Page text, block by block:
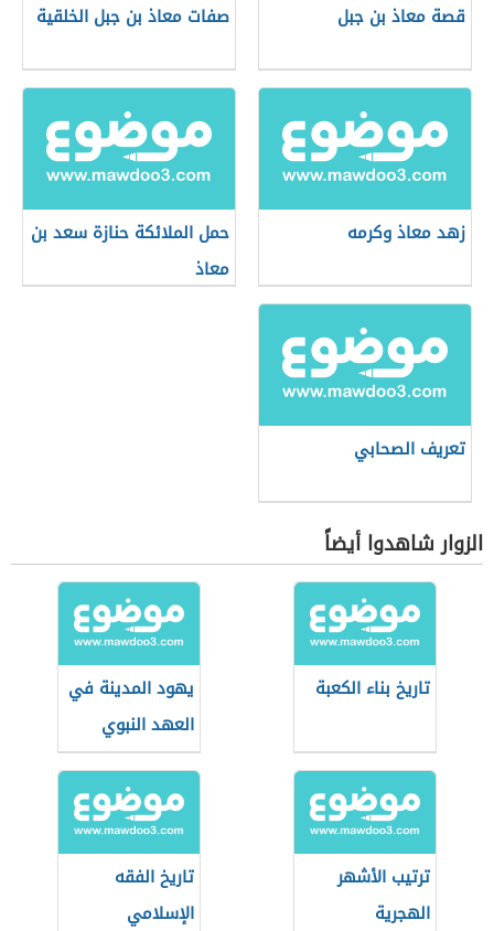
قصة معاذ بن جبل صفات معاذ بن جبل الخلقية
زهد معاذ وكرمه
حمل الملائكة حنازة سعد بن
معاذ
تعريف الصحابي
الزوار شاهدوا أيضاً
تاريخ بناء الكعبة
يهود المدينة في
العهد النبوي
ترتيب الأشهر
الهجرية
تاريخ الفقه
الإسلامي